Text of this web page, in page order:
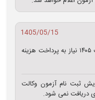
1405/05/15
سلام زمان ویرایش ثبت نام آزمون وکالت ۱۴۰۵ نیاز به پرداخت هزینه
ثبت نام آزمون وکالت